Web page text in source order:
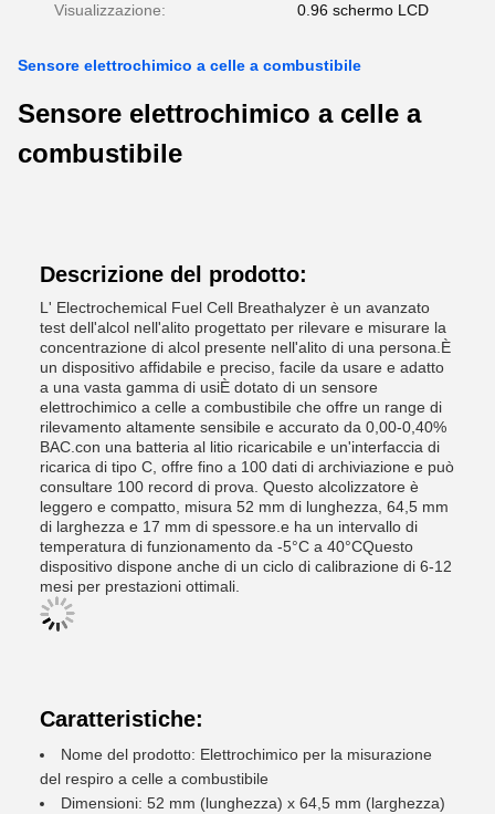
Visualizzazione: 0.96 schermo LCD
Sensore elettrochimico a celle a combustibile
Sensore elettrochimico a celle a
combustibile
Descrizione del prodotto:
L' Electrochemical Fuel Cell Breathalyzer è un avanzato
test dell'alcol nell'alito progettato per rilevare e misurare la
concentrazione di alcol presente nell'alito di una persona.È
un dispositivo affidabile e preciso, facile da usare e adatto
a una vasta gamma di usiÈ dotato di un sensore
elettrochimico a celle a combustibile che offre un range di
rilevamento altamente sensibile e accurato da 0,00-0,40%
BAC.con una batteria al litio ricaricabile e un'interfaccia di
ricarica di tipo C, offre fino a 100 dati di archiviazione e può
consultare 100 record di prova. Questo alcolizzatore è
leggero e compatto, misura 52 mm di lunghezza, 64,5 mm
di larghezza e 17 mm di spessore.e ha un intervallo di
temperatura di funzionamento da -5°C a 40°CQuesto
dispositivo dispone anche di un ciclo di calibrazione di 6-12
mesi per prestazioni ottimali.
Caratteristiche:
Nome del prodotto: Elettrochimico per la misurazione
del respiro a celle a combustibile
Dimensioni: 52 mm (lunghezza) x 64,5 mm (larghezza)